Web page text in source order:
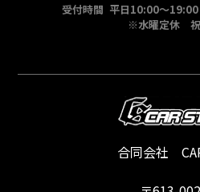
受付時間 平日10:00～
※水曜定休 祝
合同会社